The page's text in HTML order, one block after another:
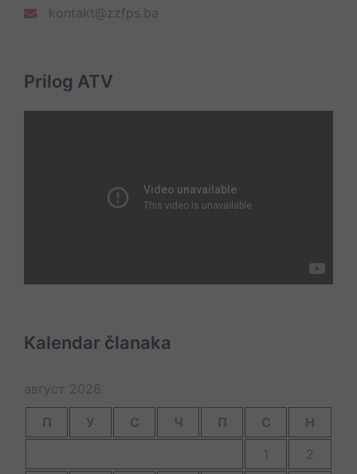
kontakt@zzfps.ba
Prilog ATV
Kalendar članaka
август 2026.
П У С Ч П С
Н
1
2